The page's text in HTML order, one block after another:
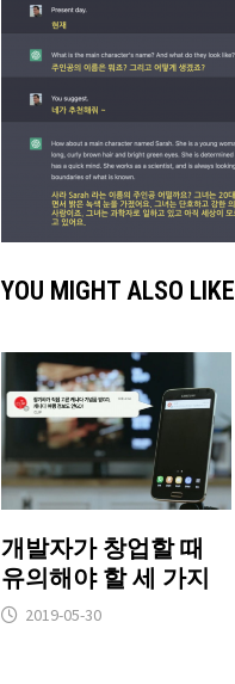
YOU MIGHT ALSO LIKE
개발자가 창업할 때
유의해야 할 세 가지
2019-05-30